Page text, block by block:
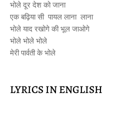
भोले दूर देश को जाना
एक बढ़िया सी पायल लाना लाना
भोले याद रखोगे की भूल जाओगे
भोले भोले भोले
मेरी पार्वती के भोले
LYRICS IN ENGLISH